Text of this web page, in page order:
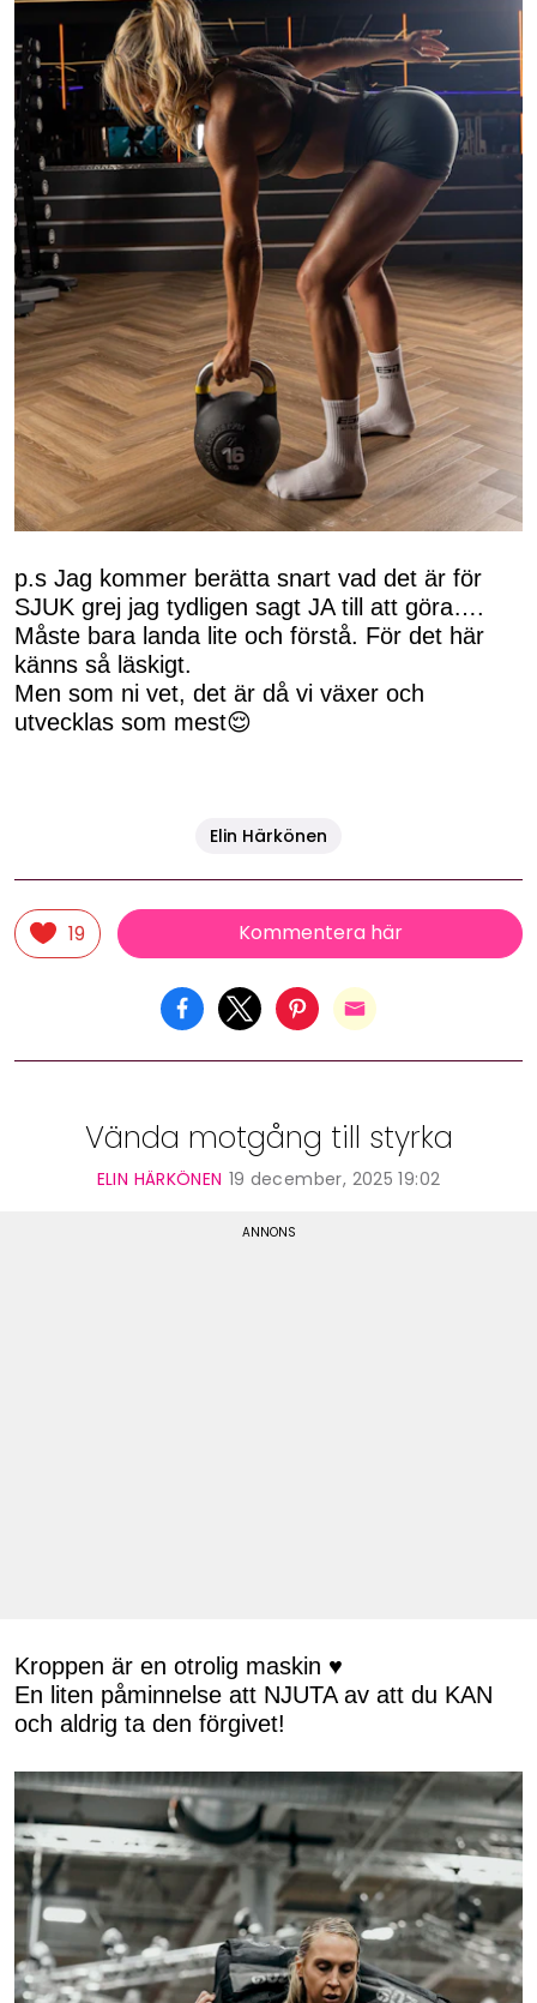
p.s Jag kommer berätta snart vad det är för
SJUK grej jag tydligen sagt JA till att göra….
Måste bara landa lite och förstå. För det här
känns så läskigt.
Men som ni vet, det är då vi växer och
utvecklas som mest😌
Elin Härkönen
19 Kommentera här
Vända motgång till styrka
ELIN HÄRKÖNEN 19 december, 2025 19:02
Kroppen är en otrolig maskin ♥️
En liten påminnelse att NJUTA av att du KAN
och aldrig ta den förgivet!